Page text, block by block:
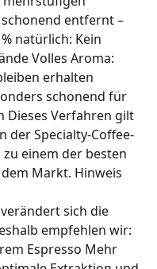
entfernt –
natürlich: Kein
Volles Aroma:
erhalten
schonend für
Dieses Verfahren gilt
der Specialty-Coffee-
einem der besten
Markt. Hinweis
sich die
empfehlen wir:
Espresso Mehr